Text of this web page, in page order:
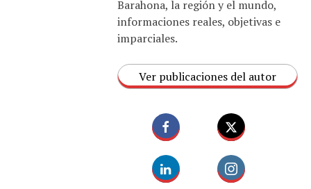
Barahona, la región y el mundo,
informaciones reales, objetivas e
imparciales.
Ver publicaciones del autor